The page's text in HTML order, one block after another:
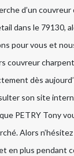
d’un
dans le 79130,
pour vous et
couvreur
dès
son site
PETRY Tony
Alors
en plus pendant